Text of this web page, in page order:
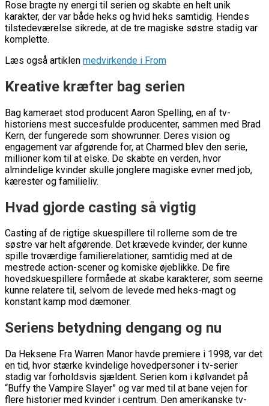
Rose bragte ny energi til serien og skabte en helt unik
karakter, der var både heks og hvid heks samtidig. Hendes
tilstedeværelse sikrede, at de tre magiske søstre stadig var
komplette.
Læs også artiklen medvirkende i From
Kreative kræfter bag serien
Bag kameraet stod producent Aaron Spelling, en af tv-
historiens mest succesfulde producenter, sammen med Brad
Kern, der fungerede som showrunner. Deres vision og
engagement var afgørende for, at Charmed blev den serie,
millioner kom til at elske. De skabte en verden, hvor
almindelige kvinder skulle jonglere magiske evner med job,
kærester og familieliv.
Hvad gjorde casting så vigtig
Casting af de rigtige skuespillere til rollerne som de tre
søstre var helt afgørende. Det krævede kvinder, der kunne
spille troværdige familierelationer, samtidig med at de
mestrede action-scener og komiske øjeblikke. De fire
hovedskuespillere formåede at skabe karakterer, som seerne
kunne relatere til, selvom de levede med heks-magt og
konstant kamp mod dæmoner.
Seriens betydning dengang og nu
Da Heksene Fra Warren Manor havde premiere i 1998, var det
en tid, hvor stærke kvindelige hovedpersoner i tv-serier
stadig var forholdsvis sjældent. Serien kom i kølvandet på
“Buffy the Vampire Slayer” og var med til at bane vejen for
flere historier med kvinder i centrum. Den amerikanske tv-